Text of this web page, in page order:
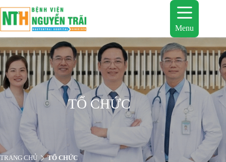
đến
phần
nội
dung
Menu
TỔ CHỨC
TRANG CHỦ TỔ CHỨC